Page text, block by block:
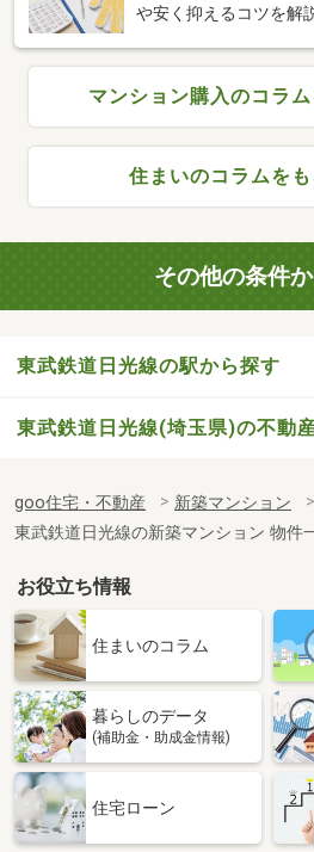
や安く抑えるコツを解
マンション購入のコラ
住まいのコラムを
その他の条件
東武鉄道日光線の駅から探す
東武鉄道日光線(埼玉県)の不動
goo住宅・不動産 新築マンション
東武鉄道日光線の新築マンション 物件
お役立ち情報
住まいのコラム
暮らしのデータ
(補助金・助成金情報)
住宅ローン